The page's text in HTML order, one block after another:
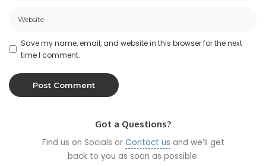
Save my name, email, and website in this browser for the next
time I comment.
Got a Questions?
Find us on Socials or Contact us and we’ll get
back to you as soon as possible.